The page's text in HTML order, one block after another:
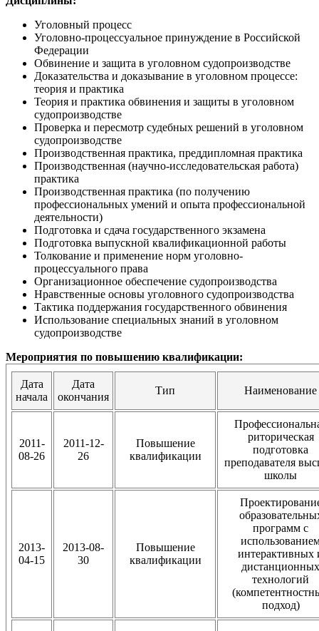
Уголовный процесс
Уголовно-процессуальное принуждение в Российской
Федерации
Обвинение и защита в уголовном судопроизводстве
Доказательства и доказывание в уголовном процессе:
теория и практика
Теория и практика обвинения и защиты в уголовном
судопроизводстве
Проверка и пересмотр судебных решений в уголовном
судопроизводстве
Производственная практика, преддипломная практика
Производственная (научно-исследовательская работа)
практика
Производственная практика (по получению
профессиональных умений и опыта профессиональной
деятельности)
Подготовка и сдача государственного экзамена
Подготовка выпускной квалификационной работы
Толкование и применение норм уголовно-
процессуального права
Организационное обеспечение судопроизводства
Нравственные основы уголовного судопроизводства
Тактика поддержания государственного обвинения
Использование специальных знаний в уголовном
судопроизводстве
Мероприятия по повышению квалификации:
Дата
начала
Дата
окончания
Тип Наименование
2011-
08-26
2011-12-
26
Повышение
квалификации
риторическая
подготовка
преподавателя
школы
2013-
04-15
2013-08-
30
Повышение
квалификации
программ с
интерактивных
дистанционных
технологий
подход)